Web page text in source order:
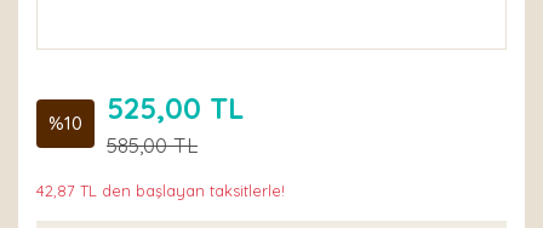
%10 525,00 TL
585,00 TL
42,87 TL den başlayan taksitlerle!